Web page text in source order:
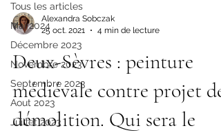
Tous les articles
Mai 2024
Décembre 2023
Novembre 2023
Septembre 2023
Aout 2023
Juillet 2023
Alexandra Sobczak
25 oct. 2021
4 min de lecture
Deux-Sèvres : peinture
médiévale contre projet de
démolition. Qui sera le